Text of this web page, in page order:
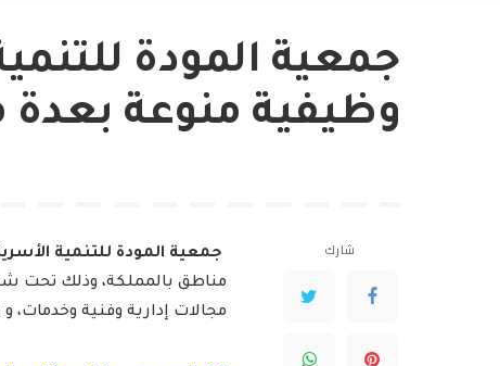
جمعية المودة
وظيفية منوعة بعدة
شارك جمعية المودة للتنمية
مناطق بالمملكة، وذلك تحت
مجالات إدارية وفنية